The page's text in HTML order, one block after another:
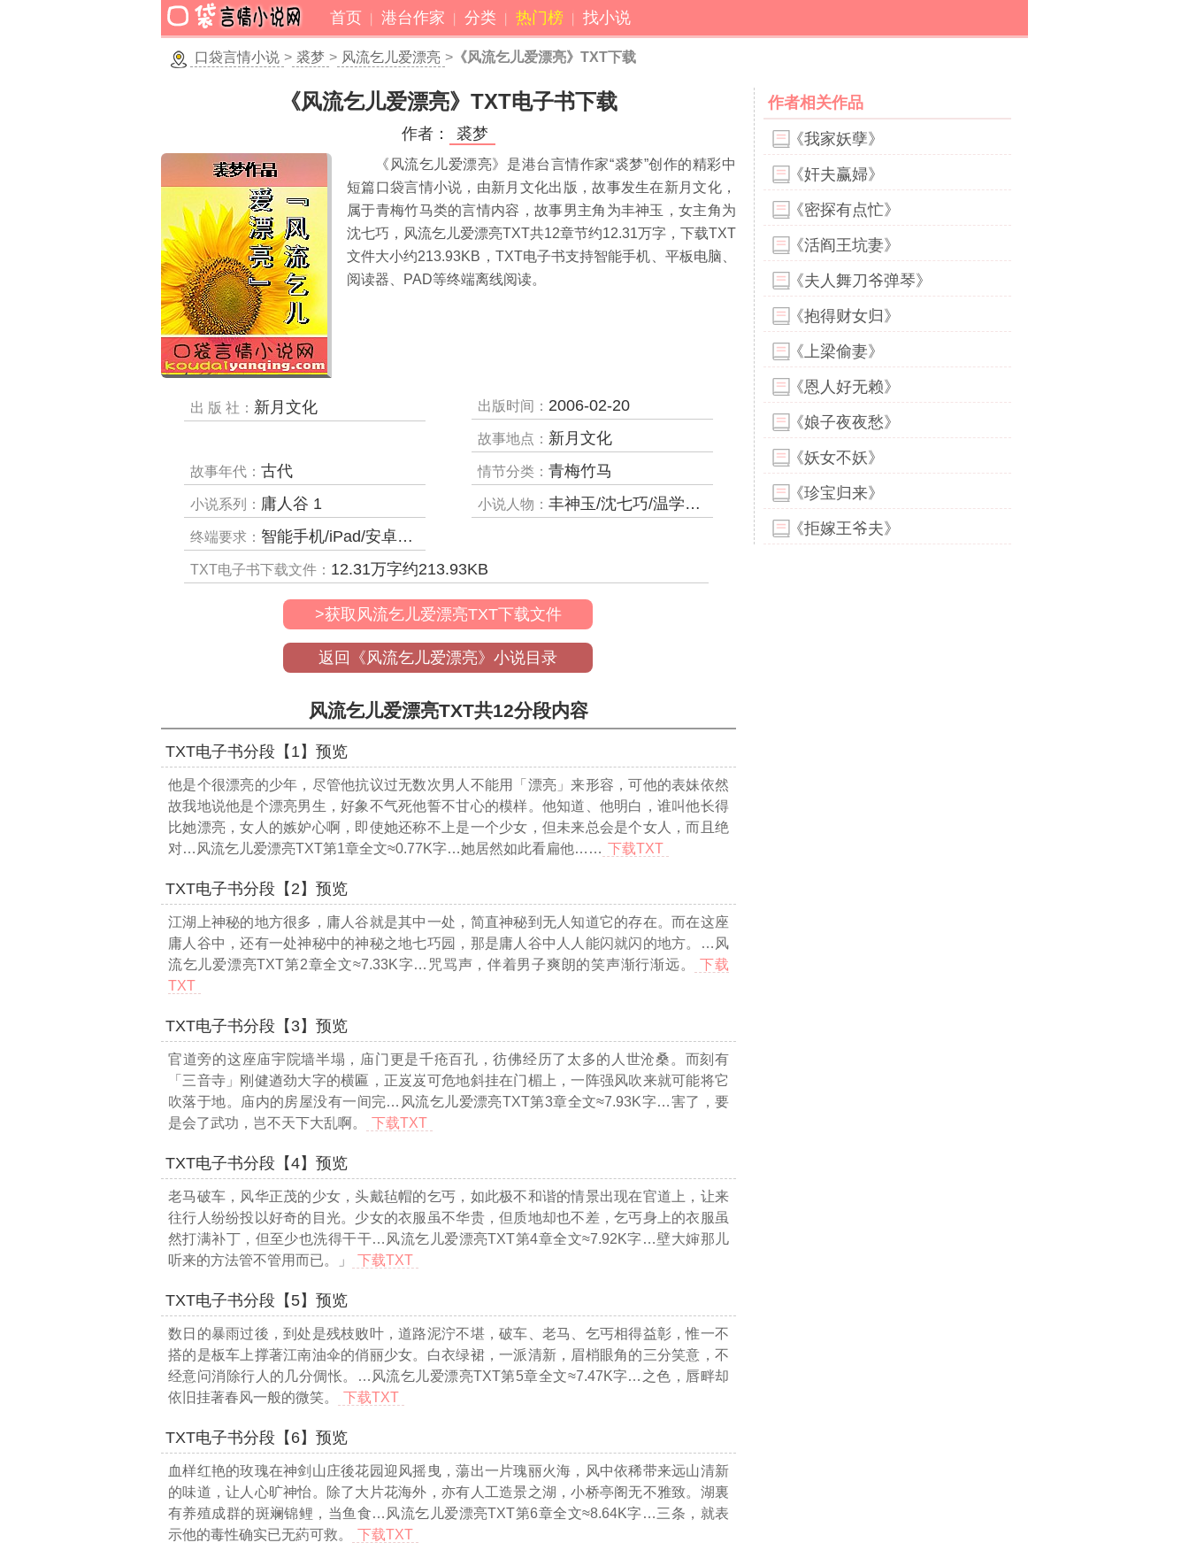
首页 港台作家 分类 热门榜 找小说
口袋言情小说 > 裘梦 > 风流乞儿爱漂亮 > 《风流乞儿爱漂亮》TXT下载
《风流乞儿爱漂亮》TXT电子书下载
作者： 裘梦
《风流乞儿爱漂亮》是港台言情作家“裘梦”创作的精彩中
短篇口袋言情小说，由新月文化出版，故事发生在新月文化，
属于青梅竹马类的言情内容，故事男主角为丰神玉，女主角为
沈七巧，风流乞儿爱漂亮TXT共12章节约12.31万字，下载TXT
文件大小约213.93KB，TXT电子书支持智能手机、平板电脑、
阅读器、PAD等终端离线阅读。
出 版 社： 新月文化 出版时间： 2006-02-20
故事地点： 新月文化
故事年代： 古代 情节分类： 青梅竹马
小说系列： 庸人谷 1 小说人物： 丰神玉/沈七巧/温学尔,上官聪
终端要求： 智能手机/iPad/安卓平板/电子阅读器/MP4等
TXT电子书下载文件： 12.31万字约213.93KB
>获取风流乞儿爱漂亮TXT下载文件
返回《风流乞儿爱漂亮》小说目录
风流乞儿爱漂亮TXT共12分段内容
TXT电子书分段【1】预览
他是个很漂亮的少年，尽管他抗议过无数次男人不能用「漂亮」来形容，可他的表妹依然
故我地说他是个漂亮男生，好象不气死他誓不甘心的模样。他知道、他明白，谁叫他长得
比她漂亮，女人的嫉妒心啊，即使她还称不上是一个少女，但未来总会是个女人，而且绝
对…风流乞儿爱漂亮TXT第1章全文≈0.77K字…她居然如此看扁他…… 下载TXT
TXT电子书分段【2】预览
江湖上神秘的地方很多，庸人谷就是其中一处，简直神秘到无人知道它的存在。而在这座
庸人谷中，还有一处神秘中的神秘之地七巧园，那是庸人谷中人人能闪就闪的地方。
…风
流乞儿爱漂亮TXT第2章全文≈7.33K字… 咒骂声，伴着男子爽朗的笑声渐行渐远。
下载
TXT
TXT电子书分段【3】预览
官道旁的这座庙宇院墙半塌，庙门更是千疮百孔，彷佛经历了太多的人世沧桑。而刻有
「三音寺」刚健遒劲大字的横匾，正岌岌可危地斜挂在门楣上，一阵强风吹来就可能将它
吹落于地。庙内的房屋没有一间完…风流乞儿爱漂亮TXT第3章全文≈7.93K字…害了，要
是会了武功，岂不天下大乱啊。
下载TXT
TXT电子书分段【4】预览
老马破车，风华正茂的少女，头戴毡帽的乞丐，如此极不和谐的情景出现在官道上，让来
往行人纷纷投以好奇的目光。少女的衣服虽不华贵，但质地却也不差，乞丐身上的衣服虽
然打满补丁，但至少也洗得干干…风流乞儿爱漂亮TXT第4章全文≈7.92K字…壁大婶那儿
听来的方法管不管用而已。」
下载TXT
TXT电子书分段【5】预览
数日的暴雨过後，到处是残枝败叶，道路泥泞不堪，破车、老马、乞丐相得益彰，惟一不
搭的是板车上撑著江南油伞的俏丽少女。白衣绿裙，一派清新，眉梢眼角的三分笑意，不
经意问消除行人的几分倜怅。
…风流乞儿爱漂亮TXT第5章全文≈7.47K字… 之色，唇畔却
依旧挂著春风一般的微笑。
下载TXT
TXT电子书分段【6】预览
血样红艳的玫瑰在神剑山庄後花园迎风摇曳，蕩出一片瑰丽火海，风中依稀带来远山清新
的味道，让人心旷神怡。除了大片花海外，亦有人工造景之湖，小桥亭阁无不雅致。湖裏
有养殖成群的斑斓锦鲤，当鱼食…风流乞儿爱漂亮TXT第6章全文≈8.64K字…三条，就表
示他的毒性确实已无葯可救。
下载TXT
作者相关作品
《我家妖孽》
《奸夫赢婦》
《密探有点忙》
《活阎王坑妻》
《夫人舞刀爷弹琴》
《抱得财女归》
《上梁偷妻》
《恩人好无赖》
《娘子夜夜愁》
《妖女不妖》
《珍宝归来》
《拒嫁王爷夫》